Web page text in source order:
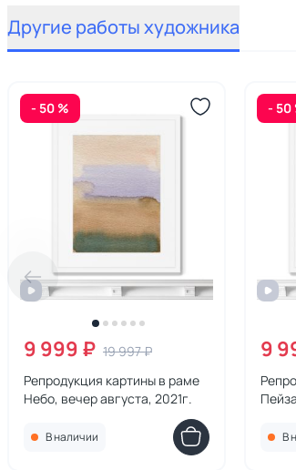
Другие работы художника
- 50 %
9 999 ₽ 19 997 ₽
Репродукция картины в раме
Небо, вечер августа, 2021г.
В наличии
- 50
9
В